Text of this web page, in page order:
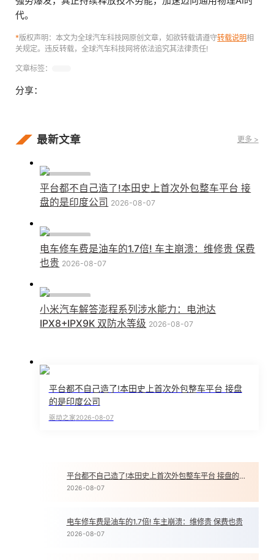
代。
*版权声明：本文为全球汽车科技网原创文章，如欲转载请遵守转载说明相
关规定。违反转载，全球汽车科技网将依法追究其法律责任!
文章标签：
分享：
最新文章 更多 >
平台都不自己造了!本田史上首次外包整车平台 接
盘的是印度公司 2026-08-07
电车修车费是油车的1.7倍! 车主崩溃：维修贵 保费
也贵 2026-08-07
小米汽车解答澎程系列涉水能力：电池达
IPX8+IPX9K 双防水等级 2026-08-07
平台都不自己造了!本田史上首次外包整车平台 接盘
的是印度公司
驱动之家2026-08-07
平台都不自己造了!本田史上首次外包整车平台 接盘的是印度公司
2026-08-07
电车修车费是油车的1.7倍! 车主崩溃：维修贵 保费也贵
2026-08-07